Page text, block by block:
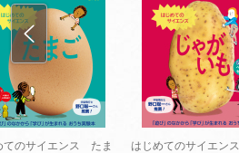
てのサイエンス たま
はじめてのサイエン